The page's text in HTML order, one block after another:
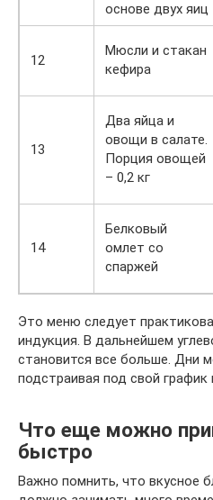
основе двух яиц
12
Мюсли и стакан
кефира
13
Два яйца и
овощи в салате.
Порция овощей
– 0,2 кг
14
Белковый
омлет со
спаржей
Это меню следует
индукция. В дальнейшем
становится все больше. Дни
подстраивая под свой график
Что еще можно
быстро
Важно помнить, что вкусное